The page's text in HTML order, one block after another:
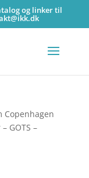
og linker til
Copenhagen
GOTS –